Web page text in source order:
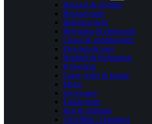
Bakaxel & drivlina
Bromssystem
Bränslesystem
Belysning & elektronik
Chassi & upphängning
Elsystem & start
Hjulbult & hjulmuttrar
Kylsystem
Lager, leder & knutar
Motor
Styrsystem
Tändsystem
Ratt & rattstång
Växellåda / Hastighet